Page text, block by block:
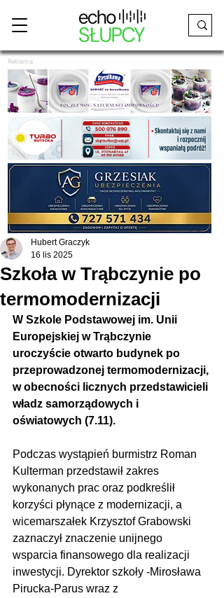
Reklama
Szkoła w Trąbczynie po
termomodernizacji
Hubert Graczyk
16 lis 2025
W Szkole Podstawowej im. Unii
Europejskiej w Trąbczynie
uroczyście otwarto budynek po
przeprowadzonej termomodernizacji,
w obecności licznych przedstawicieli
władz samorządowych i
oświatowych (7.11).
Podczas wystąpień burmistrz Roman
Kulterman przedstawił zakres
wykonanych prac oraz podkreślił
korzyści płynące z modernizacji, a
wicemarszałek Krzysztof Grabowski
zaznaczył znaczenie unijnego
wsparcia finansowego dla realizacji
inwestycji. Dyrektor szkoły -Mirosława
Pirucka-Parus wraz z